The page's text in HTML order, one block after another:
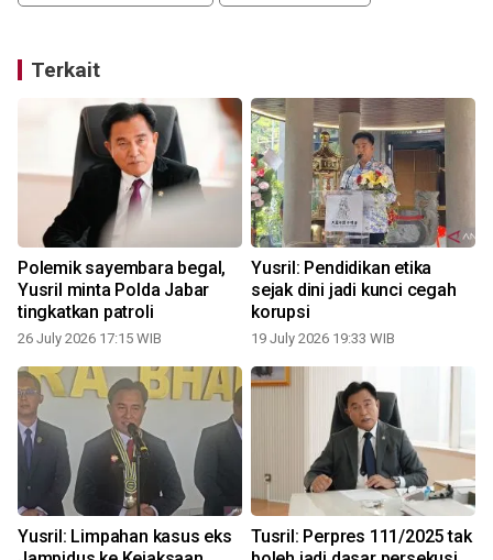
Terkait
Polemik sayembara begal,
Yusril minta Polda Jabar
tingkatkan patroli
26 July 2026 17:15 WIB
Yusril: Pendidikan etika
sejak dini jadi kunci cegah
korupsi
19 July 2026 19:33 WIB
Yusril: Limpahan kasus eks
Tusril: Perpres 111/2025 tak